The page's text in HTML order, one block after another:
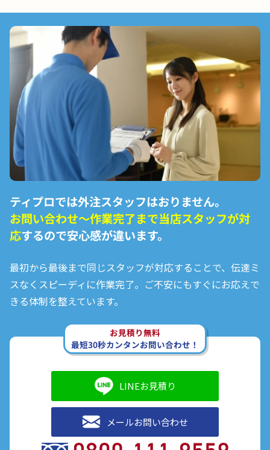
ティプロでは外注スタッフはおりません。
お問い合わせ〜作業完了まで当店スタッフが対
応するので安心感が違います。
最初から最後まで同じスタッフが対応することで、伝達ミ
スなくスピーディに作業完了。ご不安にもすぐにお応えで
きる体制を整えています。
お見積り無料
最短30秒カンタンお問い合わせ！
LINEお見積り
メールお問い合わせ